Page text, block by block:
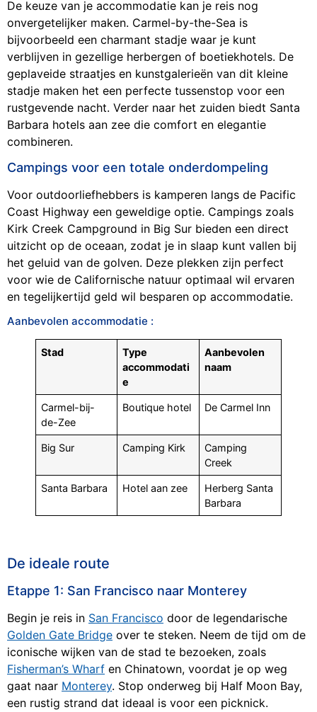
De keuze van je accommodatie kan je reis nog
onvergetelijker maken. Carmel-by-the-Sea is
bijvoorbeeld een charmant stadje waar je kunt
verblijven in gezellige herbergen of boetiekhotels. De
geplaveide straatjes en kunstgalerieën van dit kleine
stadje maken het een perfecte tussenstop voor een
rustgevende nacht. Verder naar het zuiden biedt Santa
Barbara hotels aan zee die comfort en elegantie
combineren.
Campings voor een totale onderdompeling
Voor outdoorliefhebbers is kamperen langs de Pacific
Coast Highway een geweldige optie. Campings zoals
Kirk Creek Campground in Big Sur bieden een direct
uitzicht op de oceaan, zodat je in slaap kunt vallen bij
het geluid van de golven. Deze plekken zijn perfect
voor wie de Californische natuur optimaal wil ervaren
en tegelijkertijd geld wil besparen op accommodatie.
Aanbevolen accommodatie :
Stad
Type
accommodati
e
Aanbevolen
naam
Carmel-bij-
de-Zee
Boutique hotel De Carmel Inn
Big Sur Camping Kirk
Camping
Creek
Santa Barbara Hotel aan zee
Herberg Santa
Barbara
De ideale route
Etappe 1: San Francisco naar Monterey
Begin je reis in San Francisco door de legendarische
Golden Gate Bridge over te steken. Neem de tijd om de
iconische wijken van de stad te bezoeken, zoals
Fisherman’s Wharf en Chinatown, voordat je op weg
gaat naar Monterey. Stop onderweg bij Half Moon Bay,
een rustig strand dat ideaal is voor een picknick.